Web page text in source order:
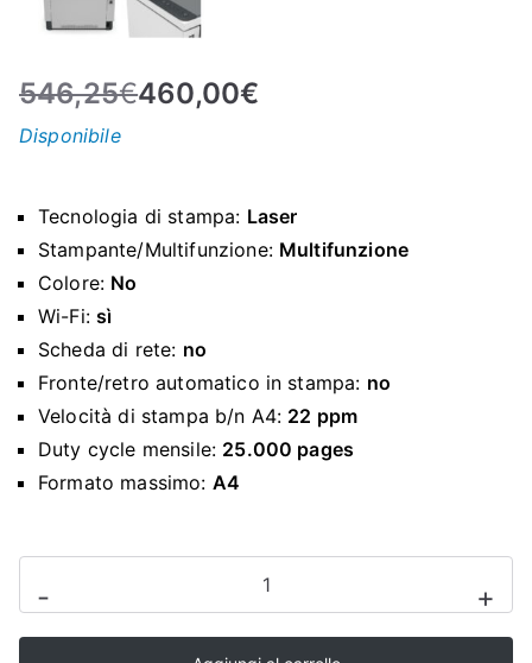
546,25€460,00€
Tecnologia di stampa: Laser
Stampante/Multifunzione: Multifunzione
Colore: No
Wi-Fi:sì
Scheda di rete: no
Fronte/retro automatico in stampa: no
Velocità di stampa b/n A4: 22 ppm
Duty cycle mensile: 25.000 pages
Formato massimo: A4
Disponibile
-
multifunzione
HP
+